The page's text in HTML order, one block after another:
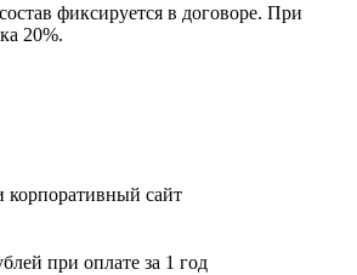
фиксируется в договоре. При
20%.
корпоративный сайт
при оплате за 1 год